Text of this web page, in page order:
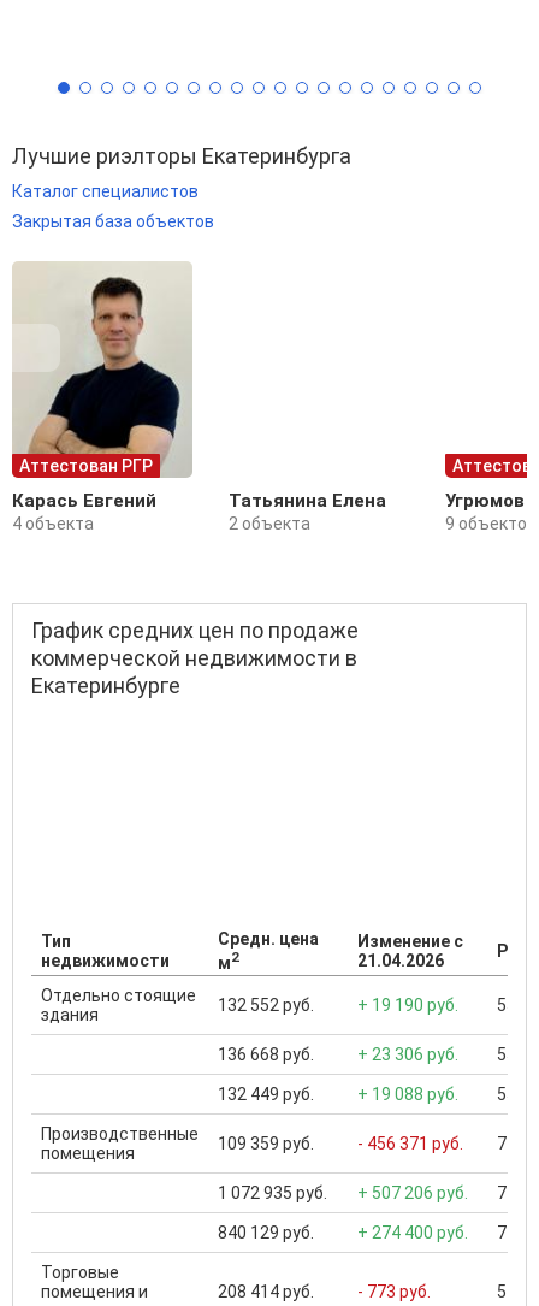
Лучшие риэлторы Екатеринбурга
Каталог специалистов
Закрытая база объектов
Аттестован РГР
Карась Евгений
4 объекта
Татьянина Елена
2 объекта
Угрюмов
9 объектов
График средних цен по продаже
коммерческой недвижимости в
Екатеринбурге
Тип
недвижимости
Средн. цена
м2
Изменение с
21.04.2026
Отдельно стоящие
здания
132 552 руб. + 19 190 руб. 550
136 668 руб. + 23 306 руб. 550
132 449 руб. + 19 088 руб. 550
Производственные
помещения
109 359 руб. - 456 371 руб. 7
1 072 935 руб. + 507 206 руб. 7
840 129 руб. + 274 400 руб. 7
Торговые
помещения и
208 414 руб. - 773 руб. 5